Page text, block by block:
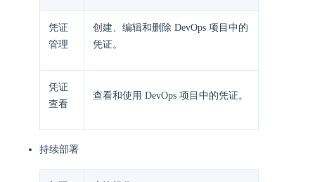
凭证
管理
创建、编辑和删除 DevOps 项目中的
凭证。
凭证
查看
查看和使用 DevOps 项目中的凭证。
持续部署